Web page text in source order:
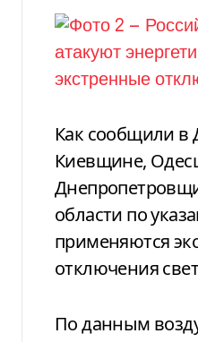
Как сообщили в
Киевщине,
области по
применяются
отключения
По данным